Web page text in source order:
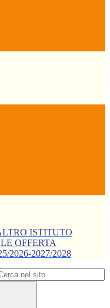
ISTITUTO
OFFERTA
2026-2027/2028